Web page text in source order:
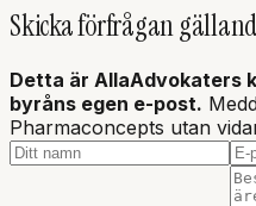
Skicka förfrågan
Detta är AllaAdvokaters
byråns egen e-post.
Pharmaconcepts utan